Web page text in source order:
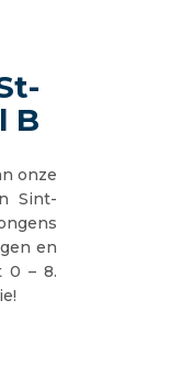
B
onze
Sint-
en
0 – 8.